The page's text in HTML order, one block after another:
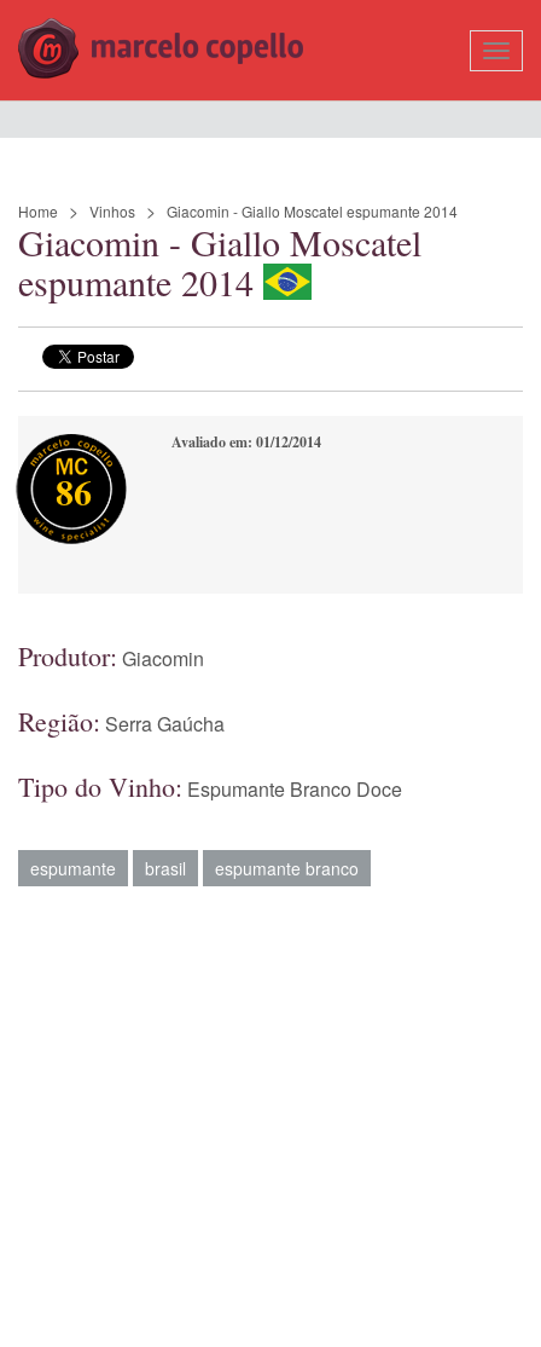
Home Vinhos Giacomin - Giallo Moscatel espumante 2014
Giacomin - Giallo Moscatel
espumante 2014
86
Avaliado em: 01/12/2014
Produtor: Giacomin
Região: Serra Gaúcha
Tipo do Vinho: Espumante Branco Doce
espumante brasil espumante branco